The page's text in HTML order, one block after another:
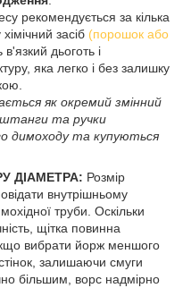
рекомендується за кілька
засіб (порошок або
дьоготь і
яка легко і без залишку
як окремий змінний
штанги та ручки
димоходу та купуються
ДІАМЕТРА: Розмір
внутрішньому
труби. Оскільки
щітка повинна
вибрати йорж меншого
залишаючи смуги
більшим, ворс надмірно